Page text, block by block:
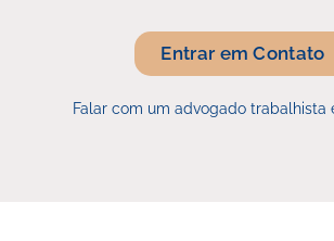
Entrar em Contato
Falar com um advogado trabalhista